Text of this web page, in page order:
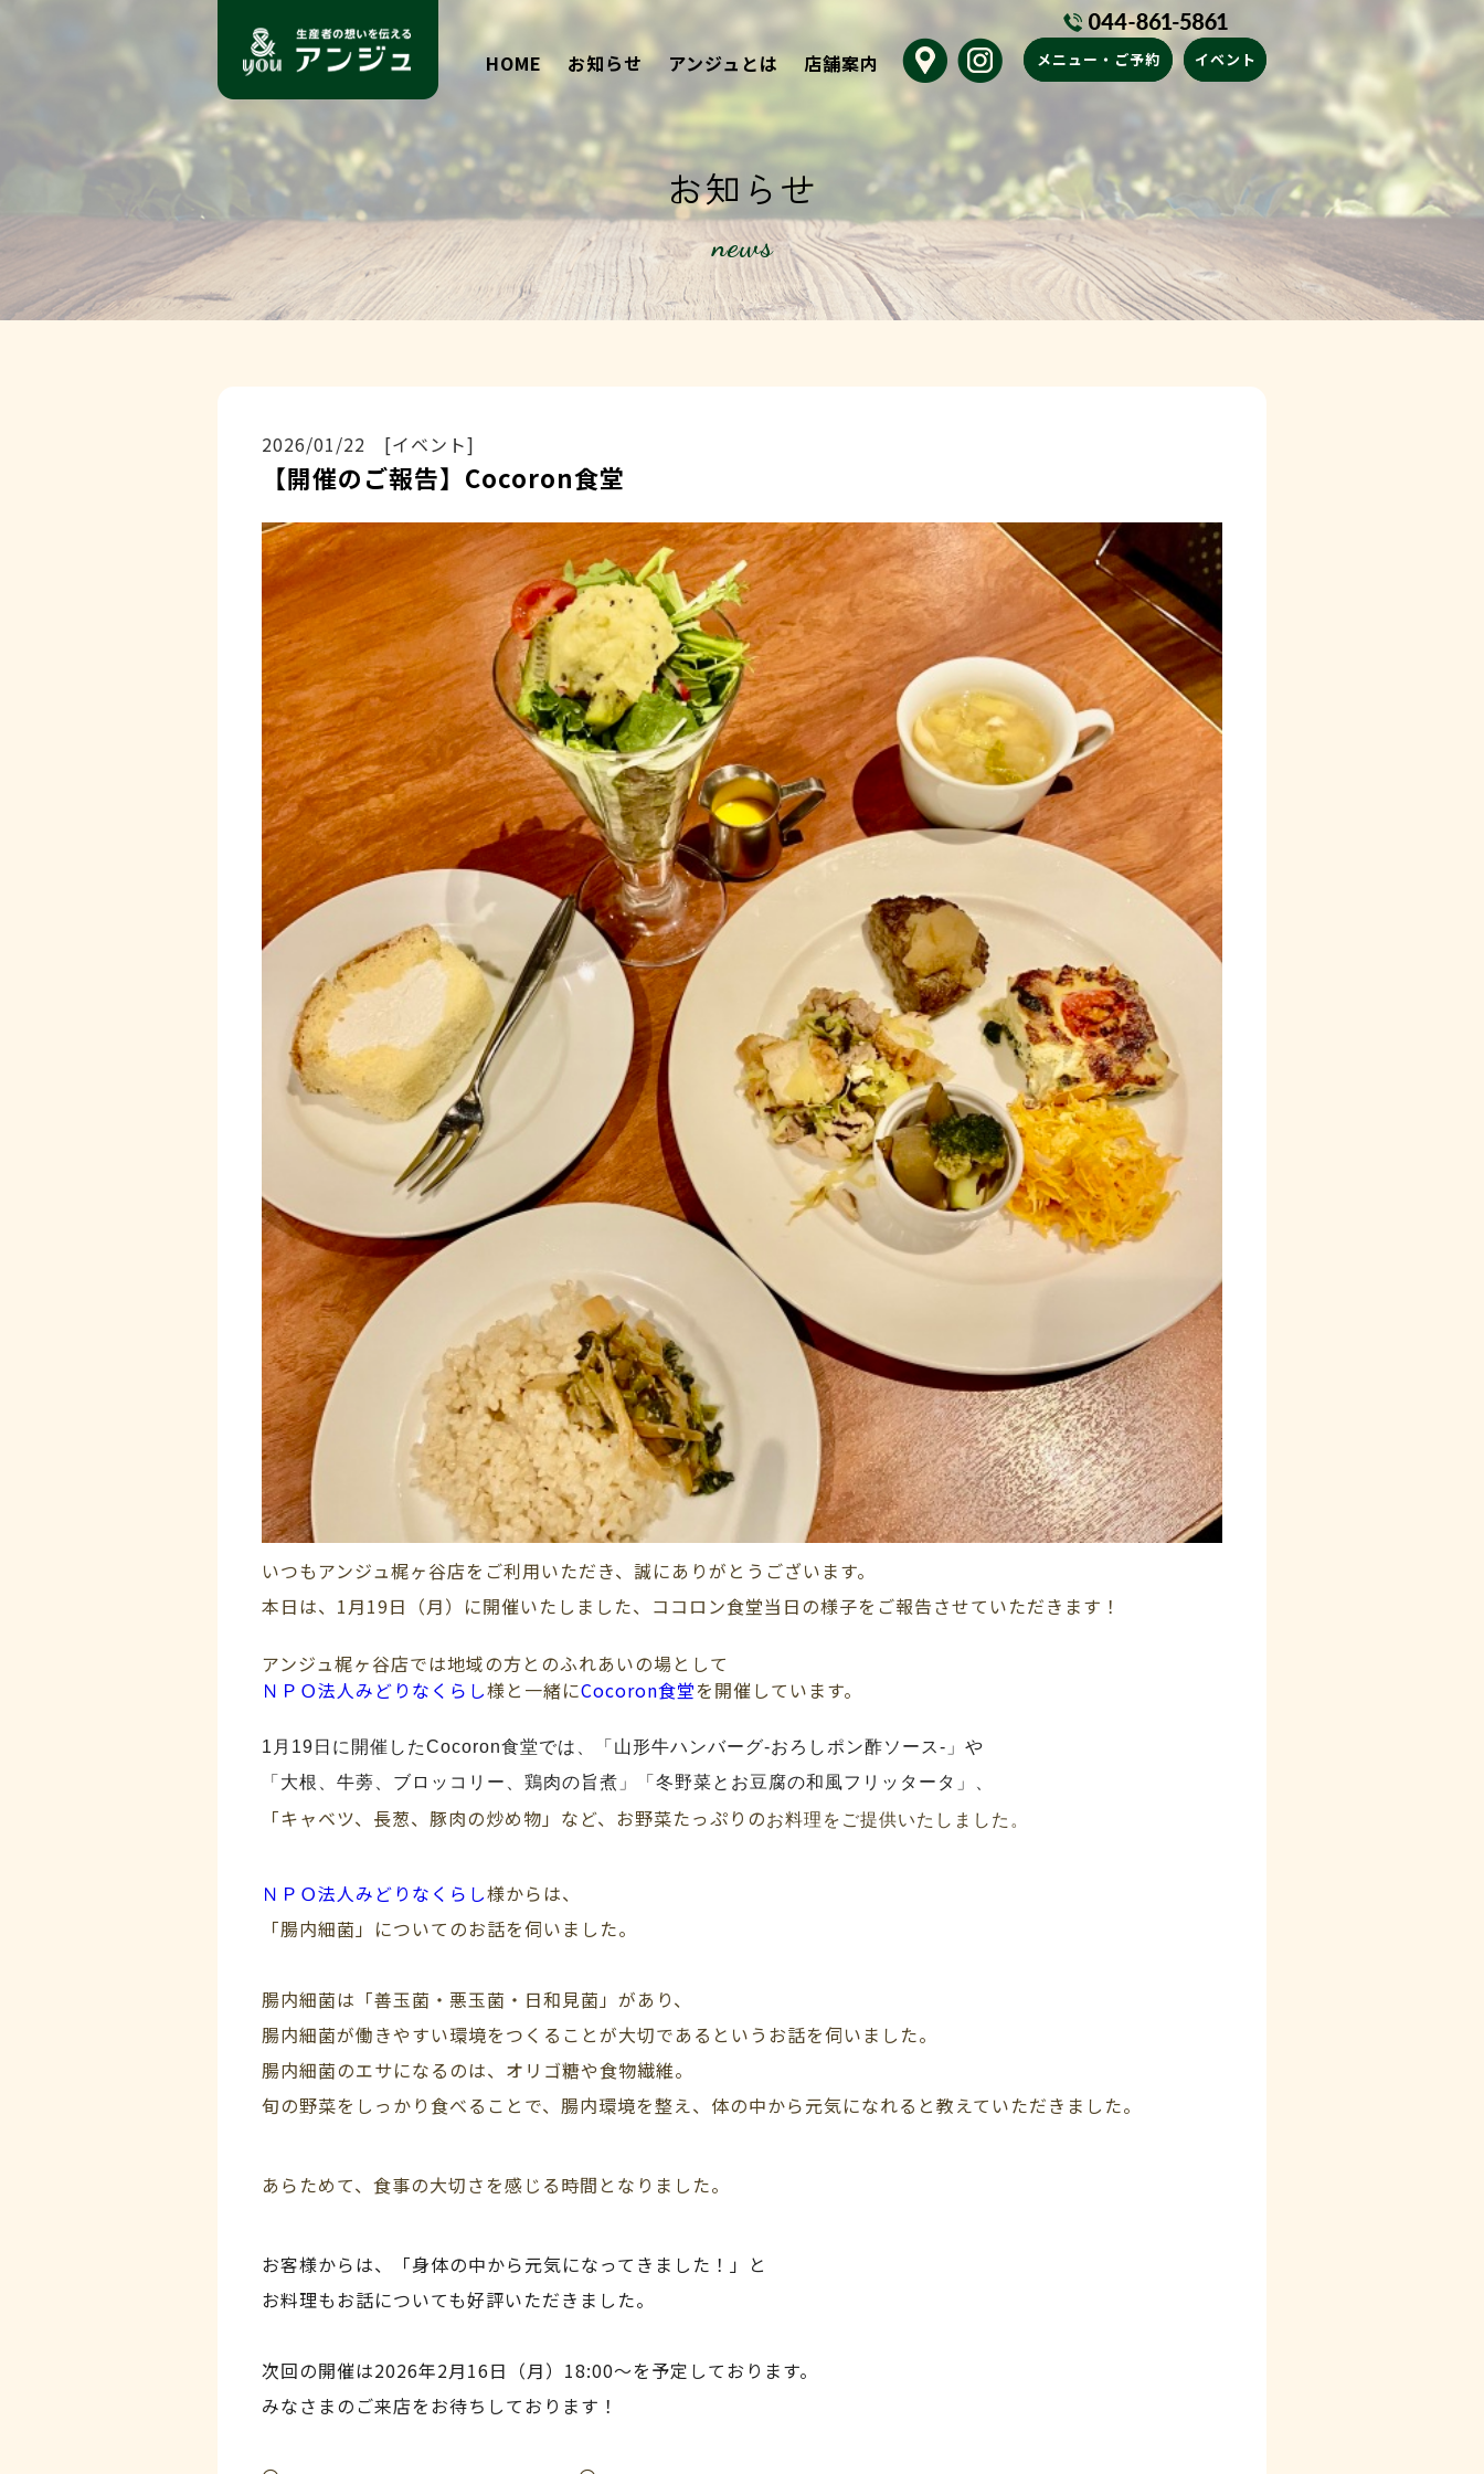
HOME お知らせ アンジュとは 店舗案内 メニュー・ご予約 イベント
お知らせ
news
2026/01/22 [イベント]
【開催のご報告】Cocoron食堂
いつもアンジュ梶ヶ谷店をご利用いただき、誠にありがとうございます。
本日は、1月19日（月）に開催いたしました、ココロン食堂当日の様子をご報告させていただきます！
アンジュ梶ヶ谷店では地域の方とのふれあいの場として
ＮＰＯ法人みどりなくらし様と一緒にCocoron食堂を開催しています。
1月19日に開催したCocoron食堂では、 「山形牛ハンバーグ-おろしポン酢ソース- 」や
「大根、牛蒡、ブロッコリー、鶏肉の旨煮 」 「冬野菜とお豆腐の和風フリッタータ」、
「キャベツ、長葱、豚肉の炒め物」など、お野菜たっぷりのお料理をご提供いたしました。
ＮＰＯ法人みどりなくらし様からは、
「腸内細菌」についてのお話を伺いました。
腸内細菌は「善玉菌・悪玉菌・日和見菌」があり、
腸内細菌が働きやすい環境をつくることが大切であるというお話を伺いました。
腸内細菌のエサになるのは、オリゴ糖や食物繊維。
旬の野菜をしっかり食べることで、腸内環境を整え、体の中から元気になれると教えていただきました。
あらためて、食事の大切さを感じる時間となりました。
お客様からは、「身体の中から元気になってきました！」と
お料理もお話についても好評いただきました。
次回の開催は2026年2月16日（月）18:00～を予定しております。
みなさまのご来店をお待ちしております！